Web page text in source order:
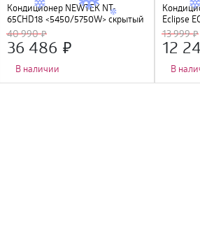
Кондиционер NEWTEK NT-
65CHD18 <5450/5750W> скрытый
LED дисплей, Golden Fin, R410A,
компрессор GMCC
40 990
36 486
В наличии
Eclipse
Fi Ready
13 999
12
В